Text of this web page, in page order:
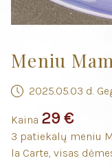
Meniu
2025.05.03 d.
Kaina 29 €
3 patiekalų meniu
la Carte, visas